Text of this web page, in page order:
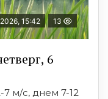
15:42 13
6
м/с, днем 7-12